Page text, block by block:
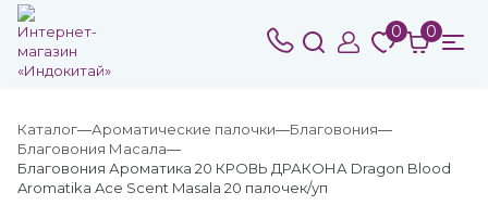
0 0
Каталог Ароматические палочки
Благовония
Благовония Масала
Благовония Ароматика 20 КРОВЬ ДРАКОНА Dragon Blood
Aromatika Ace Scent Masala 20 палочек/уп